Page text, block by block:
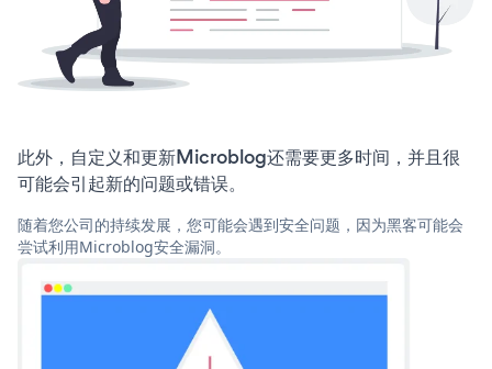
此外，自定义和更新Microblog还需要更多时间，并且很
可能会引起新的问题或错误。
随着您公司的持续发展，您可能会遇到安全问题，因为黑客可能会
尝试利用Microblog安全漏洞。